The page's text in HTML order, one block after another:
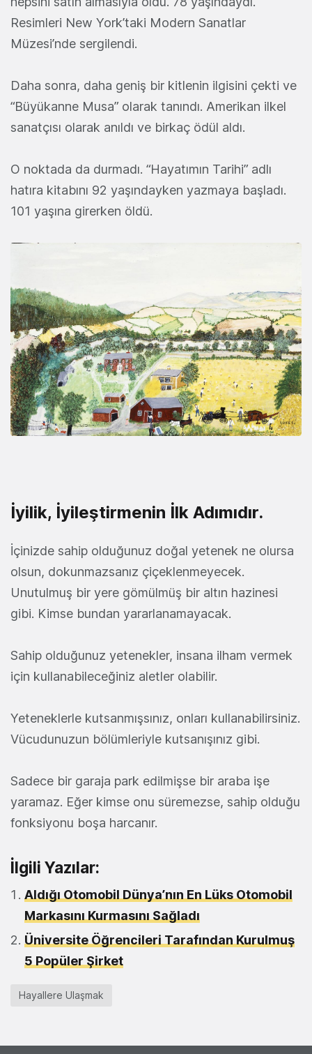
Resimleri New York’taki Modern Sanatlar
Müzesi’nde sergilendi.
Daha sonra, daha geniş bir kitlenin ilgisini çekti ve
“Büyükanne Musa” olarak tanındı. Amerikan ilkel
sanatçısı olarak anıldı ve birkaç ödül aldı.
O noktada da durmadı. “Hayatımın Tarihi” adlı
hatıra kitabını 92 yaşındayken yazmaya başladı.
101 yaşına girerken öldü.
İyilik, İyileştirmenin İlk Adımıdır.
İçinizde sahip olduğunuz doğal yetenek ne olursa
olsun, dokunmazsanız çiçeklenmeyecek.
Unutulmuş bir yere gömülmüş bir altın hazinesi
gibi. Kimse bundan yararlanamayacak.
Sahip olduğunuz yetenekler, insana ilham vermek
için kullanabileceğiniz aletler olabilir.
Yeteneklerle kutsanmışsınız, onları kullanabilirsiniz.
Vücudunuzun bölümleriyle kutsanışınız gibi.
Sadece bir garaja park edilmişse bir araba işe
yaramaz. Eğer kimse onu süremezse, sahip olduğu
fonksiyonu boşa harcanır.
İlgili Yazılar:
Aldığı Otomobil Dünya’nın En Lüks Otomobil
Markasını Kurmasını Sağladı
Üniversite Öğrencileri Tarafından Kurulmuş
5 Popüler Şirket
Hayallere Ulaşmak